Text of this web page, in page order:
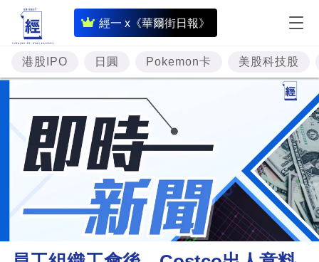
經一 x《華爾街日報》
即
時
財
經
專
題
投
資
樓
市
港股IPO 日圓 Pokemon卡 美股科技股